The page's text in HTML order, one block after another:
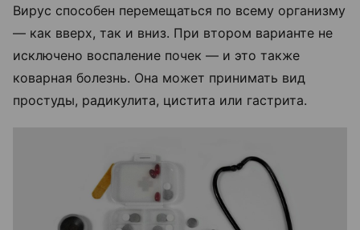
Вирус способен перемещаться по всему организму
— как вверх, так и вниз. При втором варианте не
исключено воспаление почек — и это также
коварная болезнь. Она может принимать вид
простуды, радикулита, цистита или гастрита.